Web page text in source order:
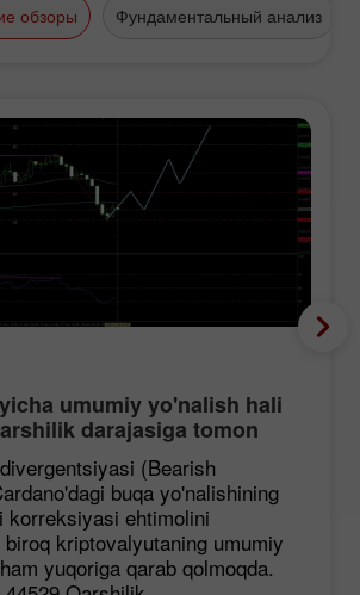
обзоры Фундаментальный анализ
umumiy yo'nalish hali
darajasiga tomon
garchi korreksiya
bo'lsa ham.(Bearish
buqa yo'nalishining
korreksiyasi ehtimolini
kriptovalyutaning umumiy
yuqoriga qarab qolmoqda.